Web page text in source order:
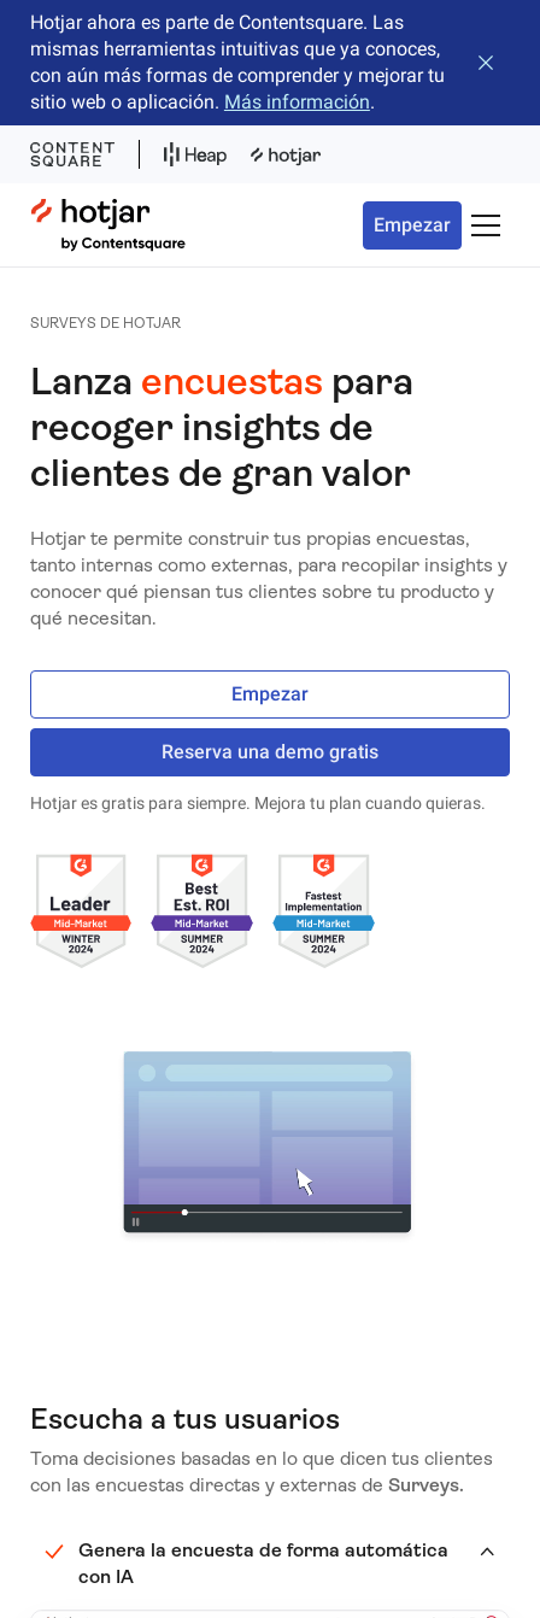
Hotjar ahora es parte de Contentsquare. Las
mismas herramientas intuitivas que ya conoces,
con aún más formas de comprender y mejorar tu
sitio web o aplicación. Más información.
Cerrar
Hotjar Logo
Empezar Menú
SURVEYS DE HOTJAR
Lanza encuestas para
recoger insights de
clientes de gran valor
Hotjar te permite construir tus propias encuestas,
tanto internas como externas, para recopilar insights y
conocer qué piensan tus clientes sobre tu producto y
qué necesitan.
Empezar
Reserva una demo gratis
Hotjar es gratis para siempre. Mejora tu plan cuando quieras.
Escucha a tus usuarios
Toma decisiones basadas en lo que dicen tus clientes
con las encuestas directas y externas de Surveys.
Genera la encuesta de forma automática
con IA